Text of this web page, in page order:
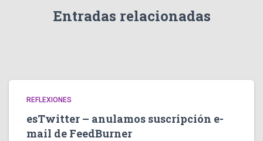
Entradas relacionadas
REFLEXIONES
esTwitter – anulamos suscripción e-
mail de FeedBurner